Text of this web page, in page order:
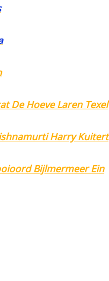
De Hoeve Laren Texel
Harry Kuitert
Bijlmermeer Ein